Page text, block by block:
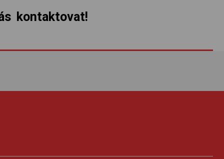
kontaktovat!